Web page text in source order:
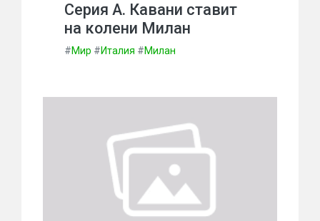
Серия А. Кавани ставит
на колени Милан
#Мир #Италия #Милан